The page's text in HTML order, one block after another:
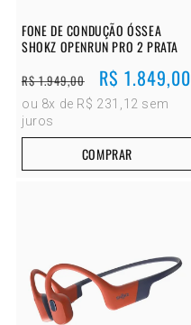
FONE DE CONDUÇÃO ÓSSEA
SHOKZ OPENRUN PRO 2 PRATA
Preço
normal
R$ 1.949,00
Preço
promocional
R$ 1.849,00
ou 8x de R$ 231,12 sem
juros
COMPRAR